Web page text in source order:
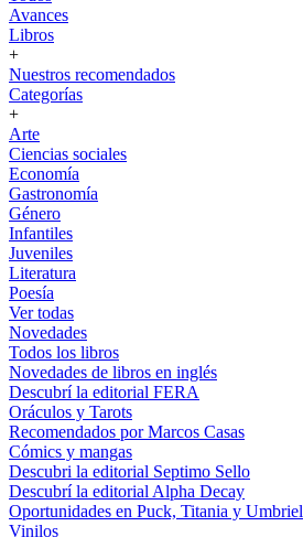
Avances
Libros
+
Nuestros recomendados
Categorías
+
Arte
Ciencias sociales
Economía
Gastronomía
Género
Infantiles
Juveniles
Literatura
Poesía
Ver todas
Novedades
Todos los libros
Novedades de libros en inglés
Descubrí la editorial FERA
Oráculos y Tarots
Recomendados por Marcos Casas
Cómics y mangas
Descubri la editorial Septimo Sello
Descubrí la editorial Alpha Decay
Oportunidades en Puck, Titania y Umbriel
Vinilos